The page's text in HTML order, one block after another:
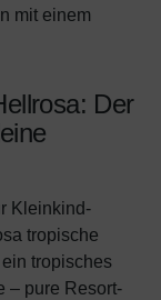
mit einem
Der
Kleinkind-
tropische
tropisches
– pure Resort-